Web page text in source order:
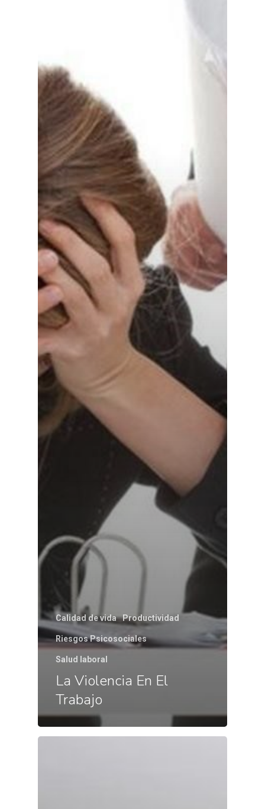
Calidad de vida Productividad
Riesgos Psicosociales
Salud laboral
La Violencia En El
Trabajo